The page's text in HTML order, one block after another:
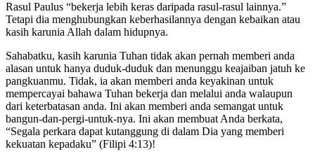
Rasul Paulus “bekerja lebih keras daripada rasul-rasul lainnya.”
Tetapi dia menghubungkan keberhasilannya dengan kebaikan atau
kasih karunia Allah dalam hidupnya.
Sahabatku, kasih karunia Tuhan tidak akan pernah memberi anda
alasan untuk hanya duduk-duduk dan menunggu keajaiban jatuh ke
pangkuanmu. Tidak, ia akan memberi anda keyakinan untuk
mempercayai bahawa Tuhan bekerja dan melalui anda walaupun
dari keterbatasan anda. Ini akan memberi anda semangat untuk
bangun-dan-pergi-untuk-nya. Ini akan membuat Anda berkata,
“Segala perkara dapat kutanggung di dalam Dia yang memberi
kekuatan kepadaku” (Filipi 4:13)!